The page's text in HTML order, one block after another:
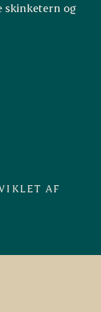
skinketern og
AF